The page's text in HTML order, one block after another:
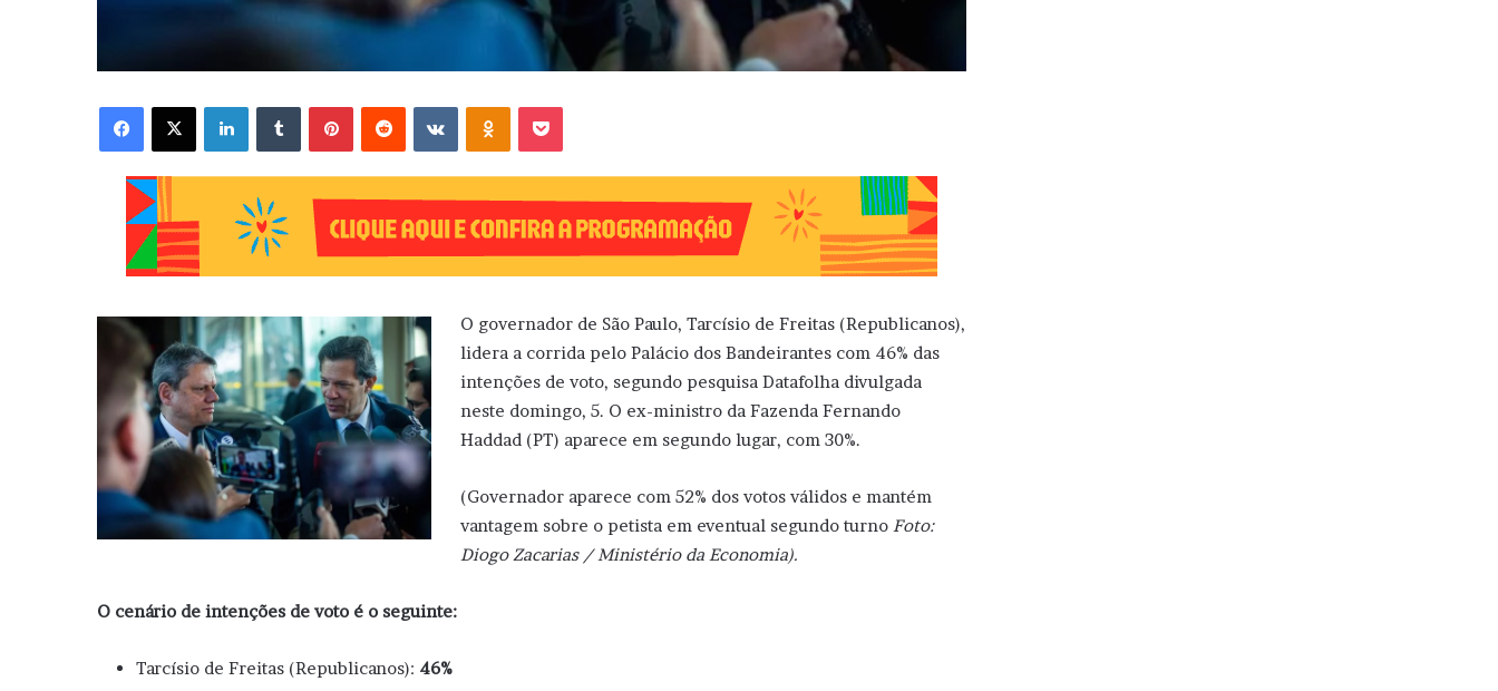
Facebook X Linkedin VK OK
O governador de São Paulo, Tarcísio de Freitas (Republicanos),
lidera a corrida pelo Palácio dos Bandeirantes com 46% das
intenções de voto, segundo pesquisa Datafolha divulgada
neste domingo, 5. O ex-ministro da Fazenda Fernando
Haddad (PT) aparece em segundo lugar, com 30%.
(Governador aparece com 52% dos votos válidos e mantém
vantagem sobre o petista em eventual segundo turnoFoto:
Diogo Zacarias / Ministério da Economia).
O cenário de intenções de voto é o seguinte:
Tarcísio de Freitas (Republicanos): 46%